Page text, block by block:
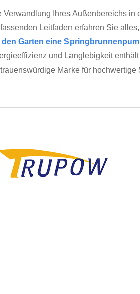
Verwandlung Ihres Außenbereichs
Leitfaden erfahren Sie
Garten eine
und Langlebigkeit
Marke für hochwertige